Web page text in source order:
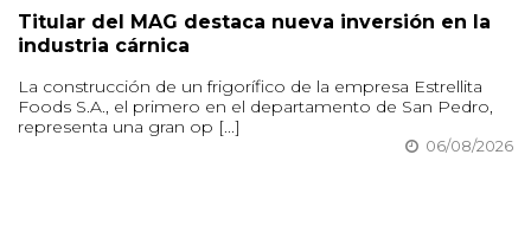
Titular del MAG destaca nueva inversión en la
industria cárnica
La construcción de un frigorífico de la empresa Estrellita
Foods S.A., el primero en el departamento de San Pedro,
representa una gran op [...]
06/08/2026